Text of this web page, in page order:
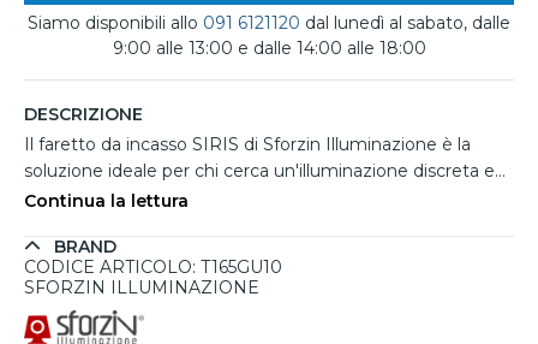
Siamo disponibili allo 091 6121120 dal lunedì al sabato, dalle
9:00 alle 13:00 e dalle 14:00 alle 18:00
DESCRIZIONE
Il faretto da incasso SIRIS di Sforzin Illuminazione è la
soluzione ideale per chi cerca un'illuminazione discreta ed
elegante nei controsoffitti in cartongesso. Caratterizzato
gesso bianco verniciabile, permettendo un'integrazione
perfetta con il soffitto. Perfetto per ambienti residenziali
applicazione anche in spazi professionali come uffici,
Continua la lettura
BRAND
CODICE ARTICOLO: T165GU10
SFORZIN ILLUMINAZIONE